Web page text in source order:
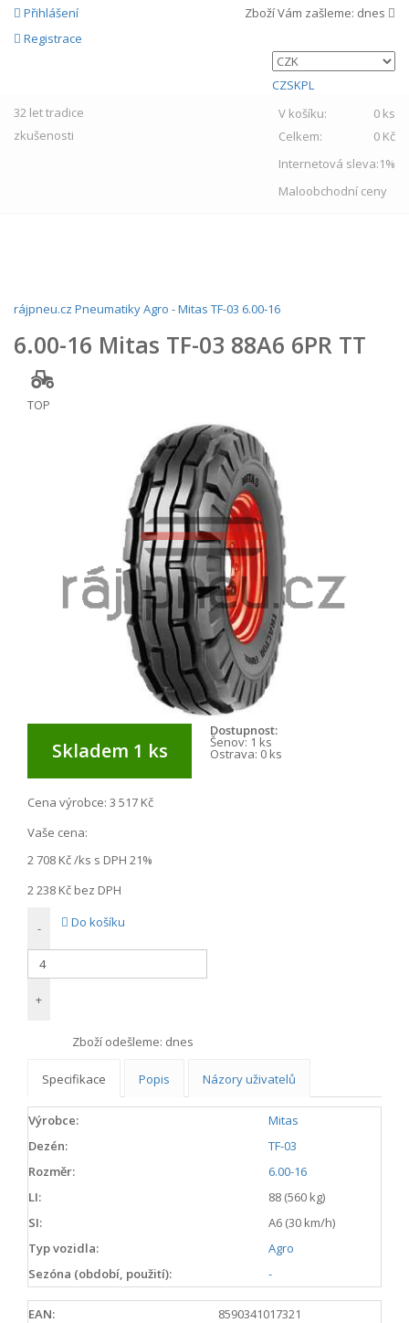
Přihlášení
Registrace
Zboží Vám zašleme: dnes
CZSKPL
32 lettradice
zkušenosti
V košíku:
0 ks
Celkem:
0 Kč
Internetová sleva:1%
Maloobchodní ceny
rájpneu.cz PneumatikyAgro -Mitas TF-03 6.00-16
6.00-16 Mitas TF-03 88A6 6PR TT
TOP
Skladem 1 ks
Dostupnost:
Šenov: 1 ks
Ostrava: 0 ks
Cena výrobce: 3 517 Kč
Vaše cena:
2 708 Kč/ks s DPH 21%
2 238 Kč bez DPH
-
+
Do košíku
Zboží odešleme: dnes
Specifikace Popis Názory uživatelů
Výrobce:
Mitas
Dezén:
TF-03
Rozměr:
6.00-16
LI:
88 (560 kg)
SI:
A6 (30 km/h)
Typ vozidla:
Agro
Sezóna (období, použití):
-
EAN:
8590341017321